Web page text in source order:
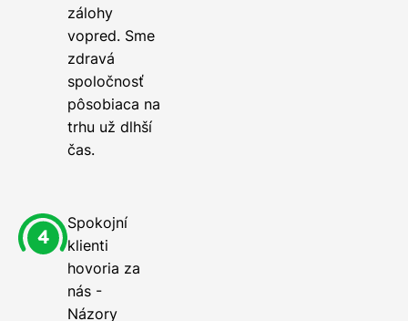
zálohy
vopred. Sme
zdravá
spoločnosť
pôsobiaca na
trhu už dlhší
čas.
Spokojní
klienti
hovoria za
nás -
Názory